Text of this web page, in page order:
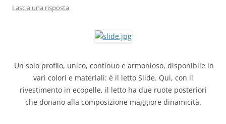
Lascia una risposta
Un solo profilo, unico, continuo e armonioso, disponibile in
vari colori e materiali: è il letto Slide. Qui, con il
rivestimento in ecopelle, il letto ha due ruote posteriori
che donano alla composizione maggiore dinamicità.